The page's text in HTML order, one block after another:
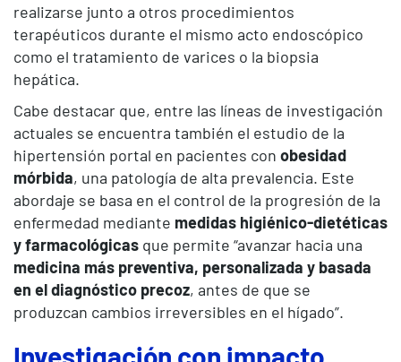
realizarse junto a otros procedimientos
terapéuticos durante el mismo acto endoscópico
como el tratamiento de varices o la biopsia
hepática.
Cabe destacar que, entre las líneas de investigación
actuales se encuentra también el estudio de la
hipertensión portal en pacientes con obesidad
mórbida, una patología de alta prevalencia. Este
abordaje se basa en el control de la progresión de la
enfermedad mediante medidas higiénico-dietéticas
y farmacológicas que permite “avanzar hacia una
medicina más preventiva, personalizada y basada
en el diagnóstico precoz, antes de que se
produzcan cambios irreversibles en el hígado”.
Investigación con impacto